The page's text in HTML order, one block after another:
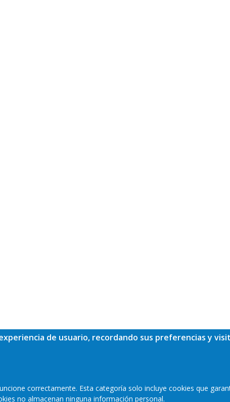
de usuario, recordando sus preferencias y
correctamente. Esta categoría solo incluye cookies que
no almacenan ninguna información personal.